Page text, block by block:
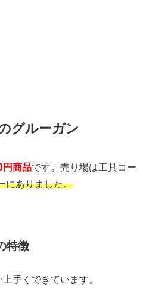
グルーガン
円商品です。売り場は工具コー
にありました。
特徴
手くできています。